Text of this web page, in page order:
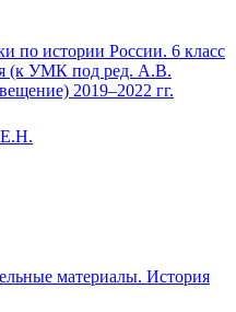
по истории России. 6 класс
(к УМК под ред. А.В.
2019–2022 гг.
материалы. История